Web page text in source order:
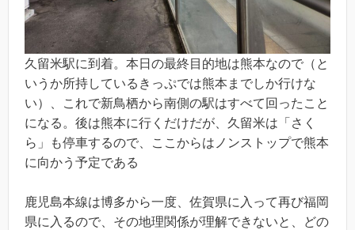
久留米駅に到着。本日の最終目的地は熊本なので（と
いうか所持しているきっぷでは熊本までしか行けな
い）、これで新鳥栖から南側の駅はすべて回ったこと
になる。後は熊本に行くだけだが、久留米は「さく
ら」も停車するので、ここからはノンストップで熊本
に向かう予定である
鹿児島本線は博多から一度、佐賀県に入って再び福岡
県に入るので、その地理関係が理解できないと、どの